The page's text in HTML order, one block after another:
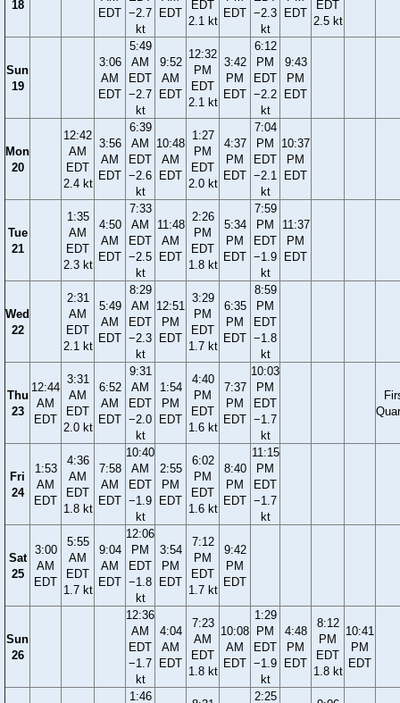
18
EDT −2.7
kt
EDT
EDT
2.1 kt
EDT −2.3
kt
EDT
EDT
2.5 kt
Sun
19
3:06
AM
EDT
5:49
AM
EDT
−2.7
kt
9:52
AM
EDT
12:32
PM
EDT
2.1 kt
3:42
PM
EDT
6:12
PM
EDT
−2.2
kt
9:43
PM
EDT
Mon
20
12:42
AM
EDT
2.4 kt
3:56
AM
EDT
6:39
AM
EDT
−2.6
kt
10:48
AM
EDT
1:27
PM
EDT
2.0 kt
4:37
PM
EDT
7:04
PM
EDT
−2.1
kt
10:37
PM
EDT
Tue
21
1:35
AM
EDT
2.3 kt
4:50
AM
EDT
7:33
AM
EDT
−2.5
kt
11:48
AM
EDT
2:26
PM
EDT
1.8 kt
5:34
PM
EDT
7:59
PM
EDT
−1.9
kt
11:37
PM
EDT
Wed
22
2:31
AM
EDT
2.1 kt
5:49
AM
EDT
8:29
AM
EDT
−2.3
kt
12:51
PM
EDT
3:29
PM
EDT
1.7 kt
6:35
PM
EDT
8:59
PM
EDT
−1.8
kt
Thu
23
12:44
AM
EDT
3:31
AM
EDT
2.0 kt
6:52
AM
EDT
9:31
AM
EDT
−2.0
kt
1:54
PM
EDT
4:40
PM
EDT
1.6 kt
7:37
PM
EDT
10:03
PM
EDT
−1.7
kt
Fri
24
1:53
AM
EDT
4:36
AM
EDT
1.8 kt
7:58
AM
EDT
10:40
AM
EDT
−1.9
kt
2:55
PM
EDT
6:02
PM
EDT
1.6 kt
8:40
PM
EDT
11:15
PM
EDT
−1.7
kt
Sat
25
3:00
AM
EDT
5:55
AM
EDT
1.7 kt
9:04
AM
EDT
12:06
PM
EDT
−1.8
kt
3:54
PM
EDT
7:12
PM
EDT
1.7 kt
9:42
PM
EDT
Sun
26
12:36
AM
EDT
−1.7
kt
4:04
AM
EDT
7:23
AM
EDT
1.8 kt
10:08
AM
EDT
1:29
PM
EDT
−1.9
kt
4:48
PM
EDT
8:12
PM
EDT
1.8 kt
10:41
PM
EDT
1:46
2:25